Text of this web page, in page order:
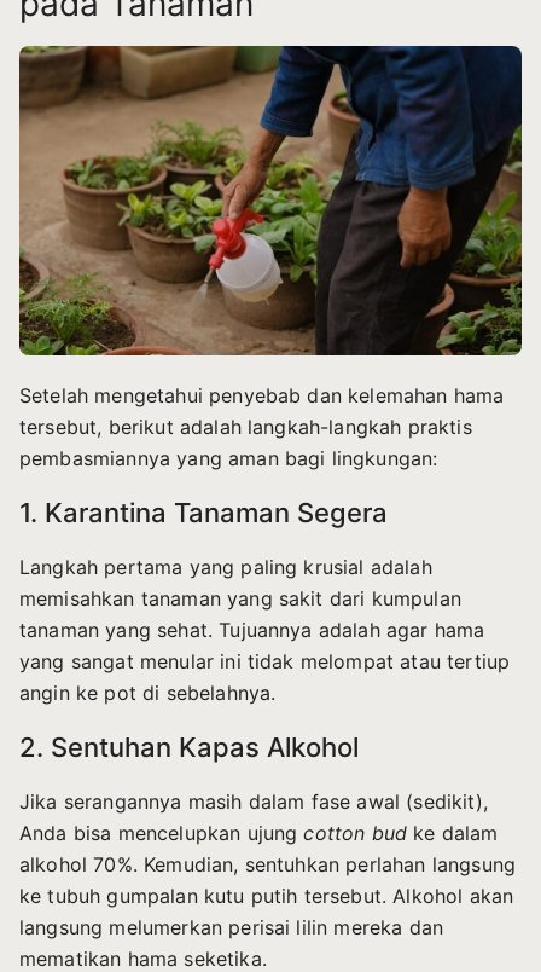
Setelah mengetahui penyebab dan kelemahan hama
tersebut, berikut adalah langkah-langkah praktis
pembasmiannya yang aman bagi lingkungan:
1. Karantina Tanaman Segera
Langkah pertama yang paling krusial adalah
memisahkan tanaman yang sakit dari kumpulan
tanaman yang sehat. Tujuannya adalah agar hama
yang sangat menular ini tidak melompat atau tertiup
angin ke pot di sebelahnya.
2. Sentuhan Kapas Alkohol
Jika serangannya masih dalam fase awal (sedikit),
Anda bisa mencelupkan ujungcotton bud ke dalam
alkohol 70%. Kemudian, sentuhkan perlahan langsung
ke tubuh gumpalan kutu putih tersebut. Alkohol akan
langsung melumerkan perisai lilin mereka dan
mematikan hama seketika.